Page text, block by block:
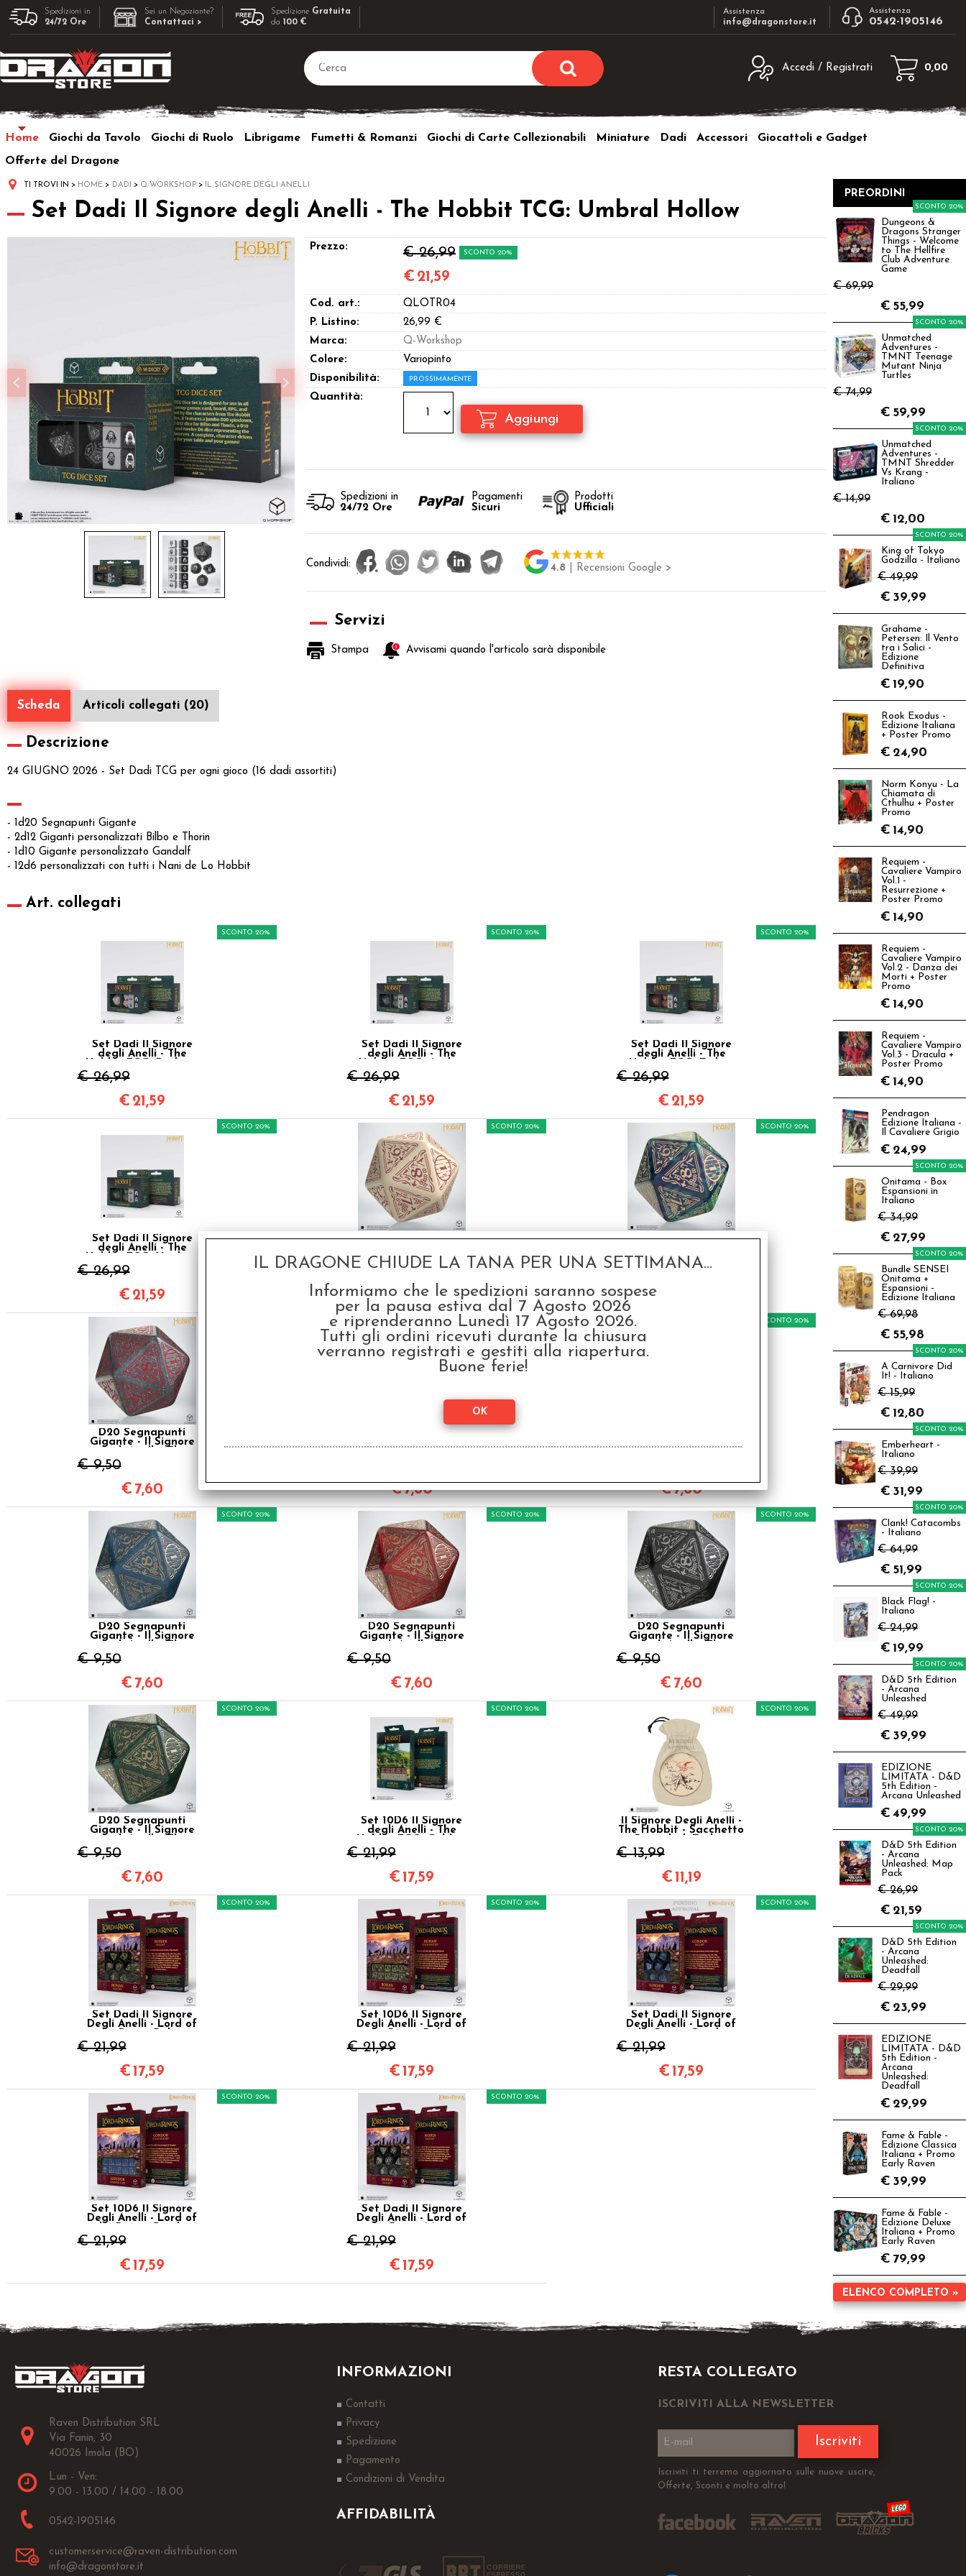
Spedizioni in
24/72 Ore
Sei un Negoziante?
Contattaci >
Spedizione Gratuita
da100 €
Assistenza
info@dragonstore.it
Assistenza
0542-1905146
Accedi / Registrati
utente e la password e poi clicca sul
Password:
Hai perso la password?
sito clicca sul pulsante "Registrati"
0,00
Home Giochi da Tavolo Giochi di Ruolo Librigame Fumetti & Romanzi Giochi di Carte Collezionabili Miniature Dadi Accessori
Giocattoli e Gadget
Offerte del Dragone
TI TROVI IN HOME DADI Q-WORKSHOP IL SIGNORE DEGLI ANELLI
Set Dadi Il Signore degli Anelli - The Hobbit TCG: Umbral Hollow
Prezzo: € 26,99 SCONTO 20%
€ 21,59
Cod. art.:
QLOTR04
P. Listino:
26,99 €
Marca:
Q-Workshop
Colore:
Variopinto
Disponibilità:
PROSSIMAMENTE
Quantità:
Spedizioni in
24/72 Ore
Pagamenti
Sicuri
Prodotti
Ufficiali
Condividi: 4.8 | Recensioni Google >
Servizi
Stampa Avvisami quando l'articolo sarà disponibile
Scheda Articoli collegati (20)
Descrizione
24 GIUGNO 2026 - Set Dadi TCG per ogni gioco (16 dadi assortiti)
- 1d20 Segnapunti Gigante
- 2d12 Giganti personalizzati Bilbo e Thorin
- 1d10 Gigante personalizzato Gandalf
- 12d6 personalizzati con tutti i Nani de Lo Hobbit
Art. collegati
Set Dadi Il Signore
degli Anelli - The
Dawn
€ 26,99
SCONTO 20%
€ 21,59
Set Dadi Il Signore
degli Anelli - The
€ 26,99
SCONTO 20%
€ 21,59
Set Dadi Il Signore
degli Anelli - The
Hearth
€ 26,99
SCONTO 20%
€ 21,59
Set Dadi Il Signore
degli Anelli - The
Grove
€ 26,99
SCONTO 20%
€ 21,59
D20 Segnapunti
degli Anelli - The
Hobbit: Terra TCG
€ 9,50
SCONTO 20%
€ 7,60
D20 Segnapunti
degli Anelli - The
Hobbit: Tideborn TCG
€ 9,50
SCONTO 20%
D20 Segnapunti
Gigante - Il Signore
Hobbit: Lunaris TCG
€ 9,50
€ 7,60
D20 Segnapunti
degli Anelli - The
SCONTO 20%
€7,60
degli Anelli - The
SCONTO 20%
€7,60
D20 Segnapunti
Gigante - Il Signore
Hobbit: Aether TCG
€ 9,50
SCONTO 20%
€ 7,60
D20 Segnapunti
Gigante - Il Signore
Hobbit: Ember TCG
€ 9,50
SCONTO 20%
€ 7,60
D20 Segnapunti
Gigante - Il Signore
Hobbit: Umbral TCG
€ 9,50
SCONTO 20%
€ 7,60
D20 Segnapunti
Gigante - Il Signore
Hobbit: Verdant TCG
€ 9,50
SCONTO 20%
€ 7,60
Set 10D6 Il Signore
degli Anelli - The
€ 21,99
SCONTO 20%
€ 17,59
Il Signore Degli Anelli -
The Hobbit - Sacchetto
€ 13,99
SCONTO 20%
€ 11,19
Set Dadi Il Signore
Degli Anelli - Lord of
€ 21,99
SCONTO 20%
€ 17,59
Set 10D6 Il Signore
Degli Anelli - Lord of
€ 21,99
SCONTO 20%
€ 17,59
Set Dadi Il Signore
Degli Anelli - Lord of
€ 21,99
SCONTO 20%
€ 17,59
Set 10D6 Il Signore
Degli Anelli - Lord of
€ 21,99
SCONTO 20%
€ 17,59
Set Dadi Il Signore
Degli Anelli - Lord of
€ 21,99
SCONTO 20%
€ 17,59
PREORDINI
Dungeons &
Dragons Stranger
Things - Welcome
to The Hellfire
Club Adventure
Game
€ 69,99
SCONTO 20%
€ 55,99
Unmatched
Adventures -
TMNT Teenage
Mutant Ninja
Turtles
€ 74,99
SCONTO 20%
€ 59,99
Unmatched
Adventures -
TMNT Shredder
Vs Krang -
Italiano
€ 14,99
SCONTO 20%
€ 12,00
King of Tokyo
Godzilla - Italiano
€ 49,99
SCONTO 20%
€ 39,99
Grahame -
Petersen: Il Vento
tra i Salici -
Edizione
Definitiva
€ 19,90
Rook Exodus -
Edizione Italiana
+ Poster Promo
€ 24,90
Norm Konyu - La
Chiamata di
Cthulhu + Poster
Promo
€ 14,90
Requiem -
Cavaliere Vampiro
Vol.1 -
Resurrezione +
Poster Promo
€ 14,90
Requiem -
Cavaliere Vampiro
Vol.2 - Danza dei
Morti + Poster
Promo
€ 14,90
Requiem -
Cavaliere Vampiro
Vol.3 - Dracula +
Poster Promo
€ 14,90
Pendragon
Edizione Italiana -
Il Cavaliere Grigio
€ 24,99
Onitama - Box
Espansioni in
Italiano
€ 34,99
SCONTO 20%
€ 27,99
Bundle SENSEI
Onitama +
Espansioni -
Edizione Italiana
€ 69,98
SCONTO 20%
€ 55,98
A Carnivore Did
It! - Italiano
€ 15,99
SCONTO 20%
€ 12,80
Emberheart -
Italiano
€ 39,99
SCONTO 20%
€ 31,99
Clank! Catacombs
- Italiano
€ 64,99
SCONTO 20%
€ 51,99
Black Flag! -
Italiano
€ 24,99
SCONTO 20%
€ 19,99
D&D 5th Edition
- Arcana
Unleashed
€ 49,99
SCONTO 20%
€ 39,99
EDIZIONE
LIMITATA - D&D
5th Edition -
Arcana Unleashed
€ 49,99
D&D 5th Edition
- Arcana
Unleashed: Map
Pack
€ 26,99
SCONTO 20%
€ 21,59
D&D 5th Edition
- Arcana
Unleashed:
Deadfall
€ 29,99
SCONTO 20%
€ 23,99
EDIZIONE
LIMITATA - D&D
5th Edition -
Arcana
Unleashed:
Deadfall
€ 29,99
Fame & Fable -
Edizione Classica
Italiana + Promo
Early Raven
€ 39,99
Fame & Fable -
Edizione Deluxe
Italiana + Promo
Early Raven
€ 79,99
ELENCO COMPLETO »
Raven Distribution SRL
Via Fanin, 30
40026 Imola (BO)
Lun - Ven:
9.00 - 13.00 / 14.00 - 18.00
0542-1905146
customerservice@raven-distribution.com
info@dragonstore.it
INFORMAZIONI
Contatti
Privacy
Spedizione
Pagamento
Condizioni di Vendita
AFFIDABILITÀ
RESTA COLLEGATO
ISCRIVITI ALLA NEWSLETTER
Iscriviti
Iscriviti ti terremo aggiornato sulle nuove uscite,
Offerte, Sconti e molto altro!
IL DRAGONE CHIUDE LA TANA PER UNA SETTIMANA...
Informiamo che le spedizioni saranno sospese
per la pausa estiva dal 7 Agosto 2026
e riprenderanno Lunedì 17 Agosto 2026.
Tutti gli ordini ricevuti durante la chiusura
verranno registrati e gestiti alla riapertura.
Buone ferie!